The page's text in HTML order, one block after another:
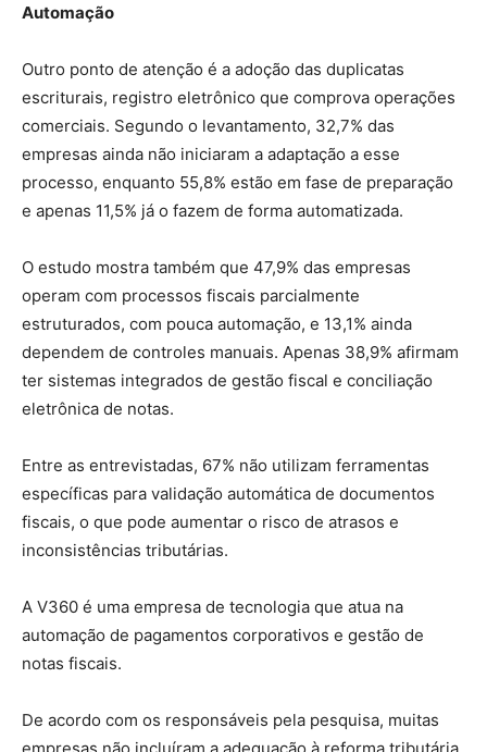
Automação
Outro ponto de atenção é a adoção das duplicatas
escriturais, registro eletrônico que comprova operações
comerciais. Segundo o levantamento, 32,7% das
empresas ainda não iniciaram a adaptação a esse
processo, enquanto 55,8% estão em fase de preparação
e apenas 11,5% já o fazem de forma automatizada.
O estudo mostra também que 47,9% das empresas
operam com processos fiscais parcialmente
estruturados, com pouca automação, e 13,1% ainda
dependem de controles manuais. Apenas 38,9% afirmam
ter sistemas integrados de gestão fiscal e conciliação
eletrônica de notas.
Entre as entrevistadas, 67% não utilizam ferramentas
específicas para validação automática de documentos
fiscais, o que pode aumentar o risco de atrasos e
inconsistências tributárias.
A V360 é uma empresa de tecnologia que atua na
automação de pagamentos corporativos e gestão de
notas fiscais.
De acordo com os responsáveis pela pesquisa, muitas